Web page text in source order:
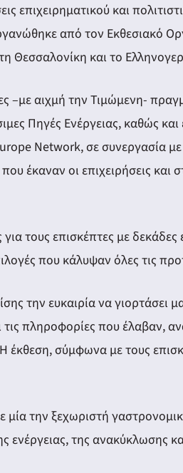
επιχειρηματικού και
από τον Εκθεσιακό
Θεσσαλονίκη και το
–με αιχμή την Τιμώμενη-
Πηγές Ενέργειας, καθώς
Network, σε συνεργασία
έκαναν οι επιχειρήσεις
τους επισκέπτες με
που κάλυψαν όλες τις
την ευκαιρία να γιορτάσει
τις πληροφορίες που έλαβαν,
σύμφωνα με τους
την ξεχωριστή
ενέργειας, της ανακύκλωσης